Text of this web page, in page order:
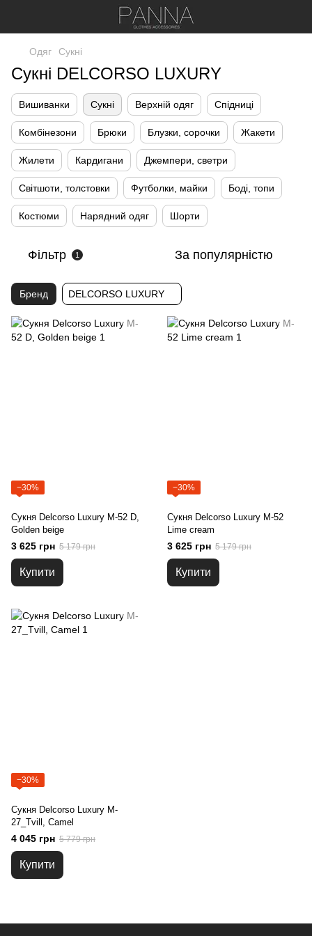
Одяг Сукні
Сукні DELCORSO LUXURY
Вишиванки Сукні Верхній одяг Спідниці
Комбінезони Брюки Блузки, сорочки Жакети
Жилети Кардигани Джемпери, светри
Світшоти, толстовки Футболки, майки Боді, топи
Костюми Нарядний одяг Шорти
Фільтр 1 За популярністю
Бренд DELCORSO LUXURY
−30%
Сукня Delcorso Luxury M-52 D,
Golden beige
3 625 грн 5 179 грн
Купити
−30%
Сукня Delcorso Luxury M-52
Lime cream
3 625 грн 5 179 грн
Купити
−30%
Сукня Delcorso Luxury M-
27_Tvill, Camel
4 045 грн 5 779 грн
Купити